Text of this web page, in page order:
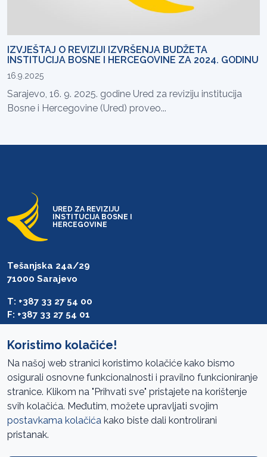
IZVJEŠTAJ O REVIZIJI IZVRŠENJA BUDŽETA
INSTITUCIJA BOSNE I HERCEGOVINE ZA 2024. GODINU
16.9.2025
Sarajevo, 16. 9. 2025. godine Ured za reviziju institucija
Bosne i Hercegovine (Ured) proveo...
URED ZA REVIZIJU
INSTITUCIJA BOSNE I
HERCEGOVINE
Tešanjska 24a/29
71000 Sarajevo
T: +387 33 27 54 00
F: +387 33 27 54 01
Pristup informacijama
Mapa sajta
Oglasi
Koristimo kolačiće!
Na našoj web stranici koristimo kolačiće kako bismo
osigurali osnovne funkcionalnosti i pravilno funkcioniranje
stranice. Klikom na "Prihvati sve" pristajete na korištenje
svih kolačića. Međutim, možete upravljati svojim
postavkama kolačića kako biste dali kontrolirani
pristanak.